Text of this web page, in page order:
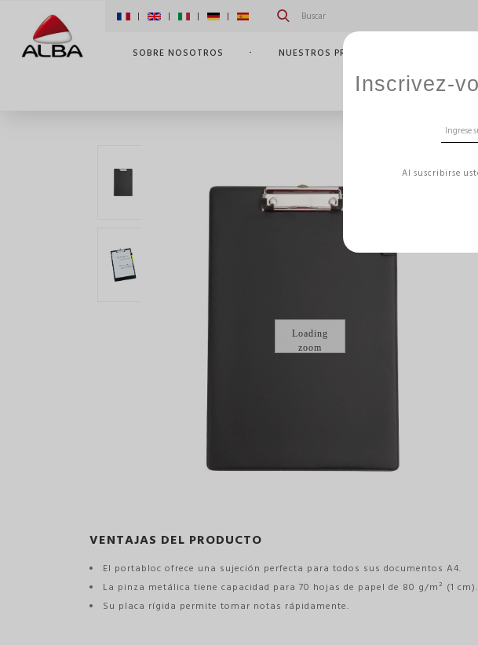
| | | |
SOBRE NOSOTROS NUESTROS PRODUCTOS
ACCESORIOS Y ARCHIVOS SOPORTE
Loading
zoom
VENTAJAS DEL PRODUCTO
El portabloc ofrece una sujeción perfecta para todos sus documentos A4.
La pinza metálica tiene capacidad para 70 hojas de papel de 80 g/m² (1 cm).
Su placa rígida permite tomar notas rápidamente.
Inscrivez-
Al suscribirse